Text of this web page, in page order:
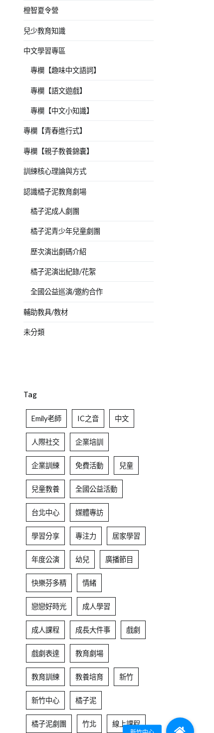
橙智夏令營
兒少教育知識
中文學習專區
專欄【趣味中文語詞】
專欄【語文遊戲】
專欄【中文小知識】
專欄【青春進行式】
專欄【親子教養錦囊】
訓練核心理論與方式
認識橘子泥教育劇場
橘子泥成人劇團
橘子泥青少年兒童劇團
歷次演出劇碼介紹
橘子泥演出紀錄/花絮
全國公益巡演/邀約合作
輔助教具/教材
未分類
Tag
Emily老師 IC之音 中文
人際社交 企業培訓
企業訓練 免費活動 兒童
兒童教養 全國公益活動
台北中心 媒體專訪
學習分享 專注力 居家學習
年度公演 幼兒 廣播節目
快樂芬多精 情緒
戀戀好時光 成人學習
成人課程 成長大件事 戲劇
戲劇表達 教育劇場
教育訓練 教養培育 新竹
新竹中心 橘子泥
橘子泥劇團 竹北 線上課程